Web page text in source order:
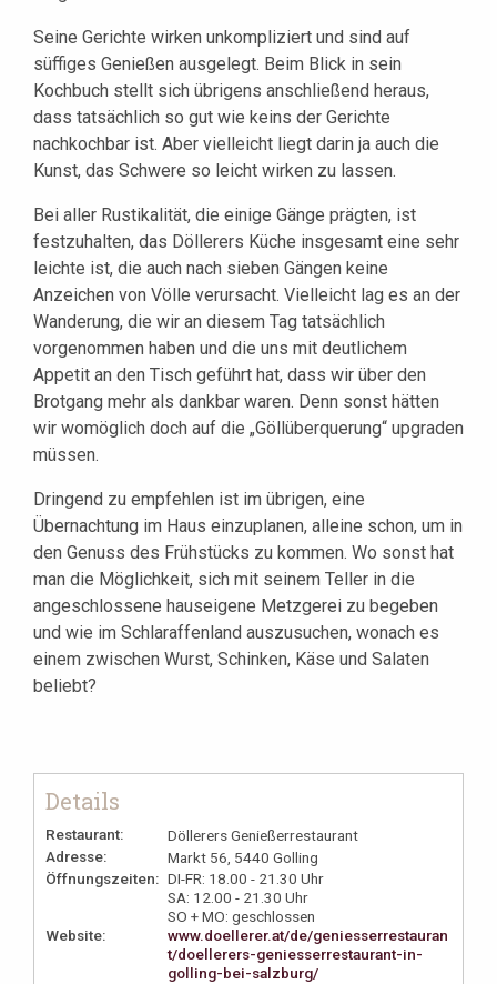
Seine Gerichte wirken unkompliziert und sind auf
süffiges Genießen ausgelegt. Beim Blick in sein
Kochbuch stellt sich übrigens anschließend heraus,
dass tatsächlich so gut wie keins der Gerichte
nachkochbar ist. Aber vielleicht liegt darin ja auch die
Kunst, das Schwere so leicht wirken zu lassen.
Bei aller Rustikalität, die einige Gänge prägten, ist
festzuhalten, das Döllerers Küche insgesamt eine sehr
leichte ist, die auch nach sieben Gängen keine
Anzeichen von Völle verursacht. Vielleicht lag es an der
Wanderung, die wir an diesem Tag tatsächlich
vorgenommen haben und die uns mit deutlichem
Appetit an den Tisch geführt hat, dass wir über den
Brotgang mehr als dankbar waren. Denn sonst hätten
wir womöglich doch auf die „Göllüberquerung“ upgraden
müssen.
Dringend zu empfehlen ist im übrigen, eine
Übernachtung im Haus einzuplanen, alleine schon, um in
den Genuss des Frühstücks zu kommen. Wo sonst hat
man die Möglichkeit, sich mit seinem Teller in die
angeschlossene hauseigene Metzgerei zu begeben
und wie im Schlaraffenland auszusuchen, wonach es
einem zwischen Wurst, Schinken, Käse und Salaten
beliebt?
Details
Restaurant:
Döllerers Genießerrestaurant
Adresse:
Markt 56, 5440 Golling
Öffnungszeiten: DI-FR: 18.00 - 21.30 Uhr
SA: 12.00 - 21.30 Uhr
SO + MO: geschlossen
Website:
www.doellerer.at/de/geniesserrestauran
t/doellerers-geniesserrestaurant-in-
golling-bei-salzburg/